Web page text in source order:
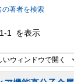
の著者を検索
1 を表示
いウィンドウで開く